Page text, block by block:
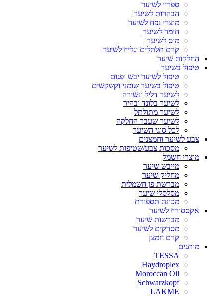
ספריי לשיער
הבהרות לשיער
מוצרי נפח לשיער
חימר לשיער
מוס לשיער
קרם תלתלים וגלייז לשיער
החלקות שיער
טיפול בשיער
טיפול לשיער יבש ופגום
טיפול בשיער שומני וקשקשים
לשיער דליל ונשירה
לשיער בלונד ובהיר
לשיער מתולתל
לשיער שעבר החלקה
לכל סוגי השיער
צבע לשיער וחמצנים
מסכות צבע/שטיפות לשיער
מוצרי חשמל
מייבש שיער
מחליק שיער
מברשת פן חשמלית
מסלסלי שיער
מכונת תספורת
אקססוריז לשיער
מברשות שיער
מסרקים לשיער
קרם חמצן
מותגים
TESSA
Haydroplex
Moroccan Oil
Schwarzkopf
LAKMĒ